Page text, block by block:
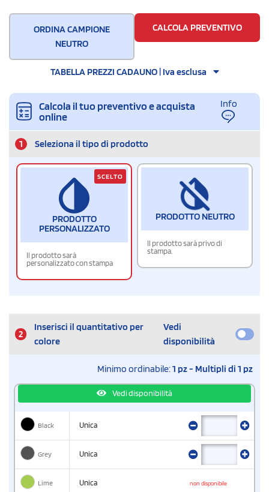
ORDINA CAMPIONE
NEUTRO
CALCOLA PREVENTIVO
TABELLA PREZZI CADAUNO | Iva esclusa
Calcola il tuo preventivo e acquista
online
Info
1 Seleziona il tipo di prodotto
PRODOTTO
PERSONALIZZATO
Il prodotto sarà
personalizzato con stampa
SCELTO
PRODOTTO NEUTRO
Il prodotto sarà privo di
stampa.
2
Inserisci il quantitativo per
colore
Vedi
disponibilità
Minimo ordinabile:1 pz - Multipli di 1 pz
Vedi disponibilità
Black Unica
Grey Unica
Lime Unica non disponibile